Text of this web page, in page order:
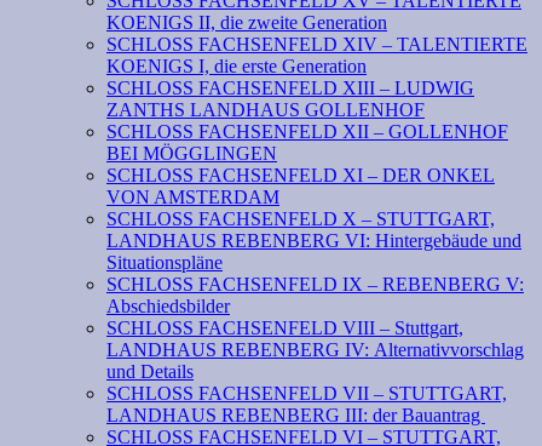
KOENIGS II, die zweite Generation
SCHLOSS FACHSENFELD XIV – TALENTIERTE
KOENIGS I, die erste Generation
SCHLOSS FACHSENFELD XIII – LUDWIG
ZANTHS LANDHAUS GOLLENHOF
SCHLOSS FACHSENFELD XII – GOLLENHOF
BEI MÖGGLINGEN
SCHLOSS FACHSENFELD XI – DER ONKEL
VON AMSTERDAM
SCHLOSS FACHSENFELD X – STUTTGART,
LANDHAUS REBENBERG VI: Hintergebäude und
Situationspläne
SCHLOSS FACHSENFELD IX – REBENBERG V:
Abschiedsbilder
SCHLOSS FACHSENFELD VIII – Stuttgart,
LANDHAUS REBENBERG IV: Alternativvorschlag
und Details
SCHLOSS FACHSENFELD VII – STUTTGART,
LANDHAUS REBENBERG III: der Bauantrag
SCHLOSS FACHSENFELD VI – STUTTGART,